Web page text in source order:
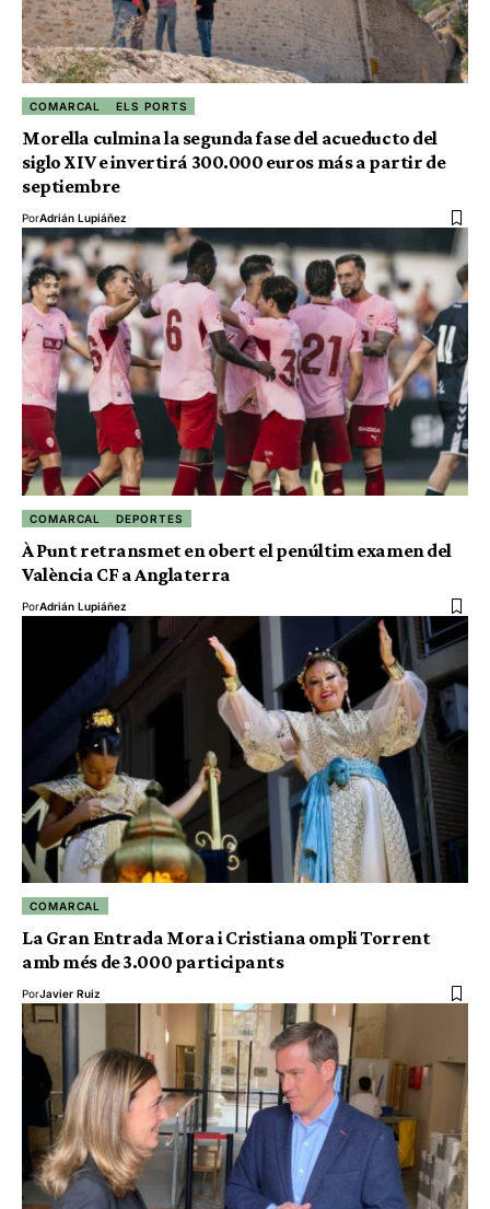
COMARCAL ELS PORTS
Morella culmina la segunda fase del acueducto del
siglo XIV e invertirá 300.000 euros más a partir de
septiembre
PorAdrián Lupiáñez
COMARCAL DEPORTES
À Punt retransmet en obert el penúltim examen del
València CF a Anglaterra
PorAdrián Lupiáñez
COMARCAL
La Gran Entrada Mora i Cristiana ompli Torrent
amb més de 3.000 participants
PorJavier Ruiz